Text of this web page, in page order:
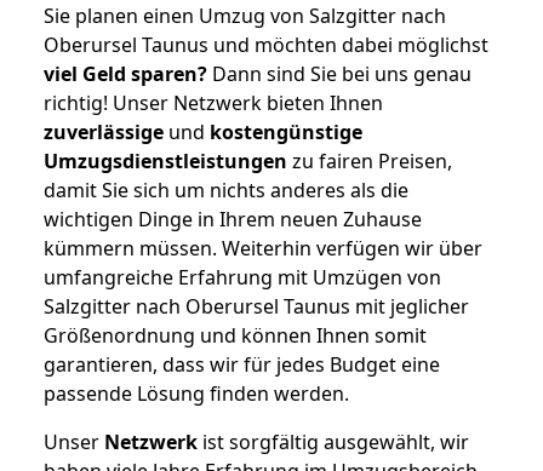
Sie planen einen Umzug von Salzgitter nach
Oberursel Taunus und möchten dabei möglichst
viel Geld sparen? Dann sind Sie bei uns genau
richtig! Unser Netzwerk bieten Ihnen
zuverlässige und kostengünstige
Umzugsdienstleistungen zu fairen Preisen,
damit Sie sich um nichts anderes als die
wichtigen Dinge in Ihrem neuen Zuhause
kümmern müssen. Weiterhin verfügen wir über
umfangreiche Erfahrung mit Umzügen von
Salzgitter nach Oberursel Taunus mit jeglicher
Größenordnung und können Ihnen somit
garantieren, dass wir für jedes Budget eine
passende Lösung finden werden.
Unser Netzwerk ist sorgfältig ausgewählt, wir